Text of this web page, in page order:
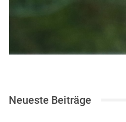
Neueste Beiträge